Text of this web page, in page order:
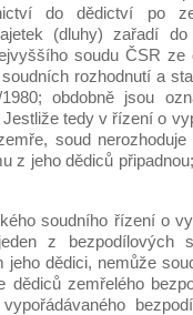
do dědictví po
(dluhy) zařadí
soudu ČSR ze
rozhodnutí a
obdobně jsou
tedy v řízení o
soud
z jeho dědiců
soudního řízení o
z bezpodílových
dědici, nemůže
dědiců zemřelého